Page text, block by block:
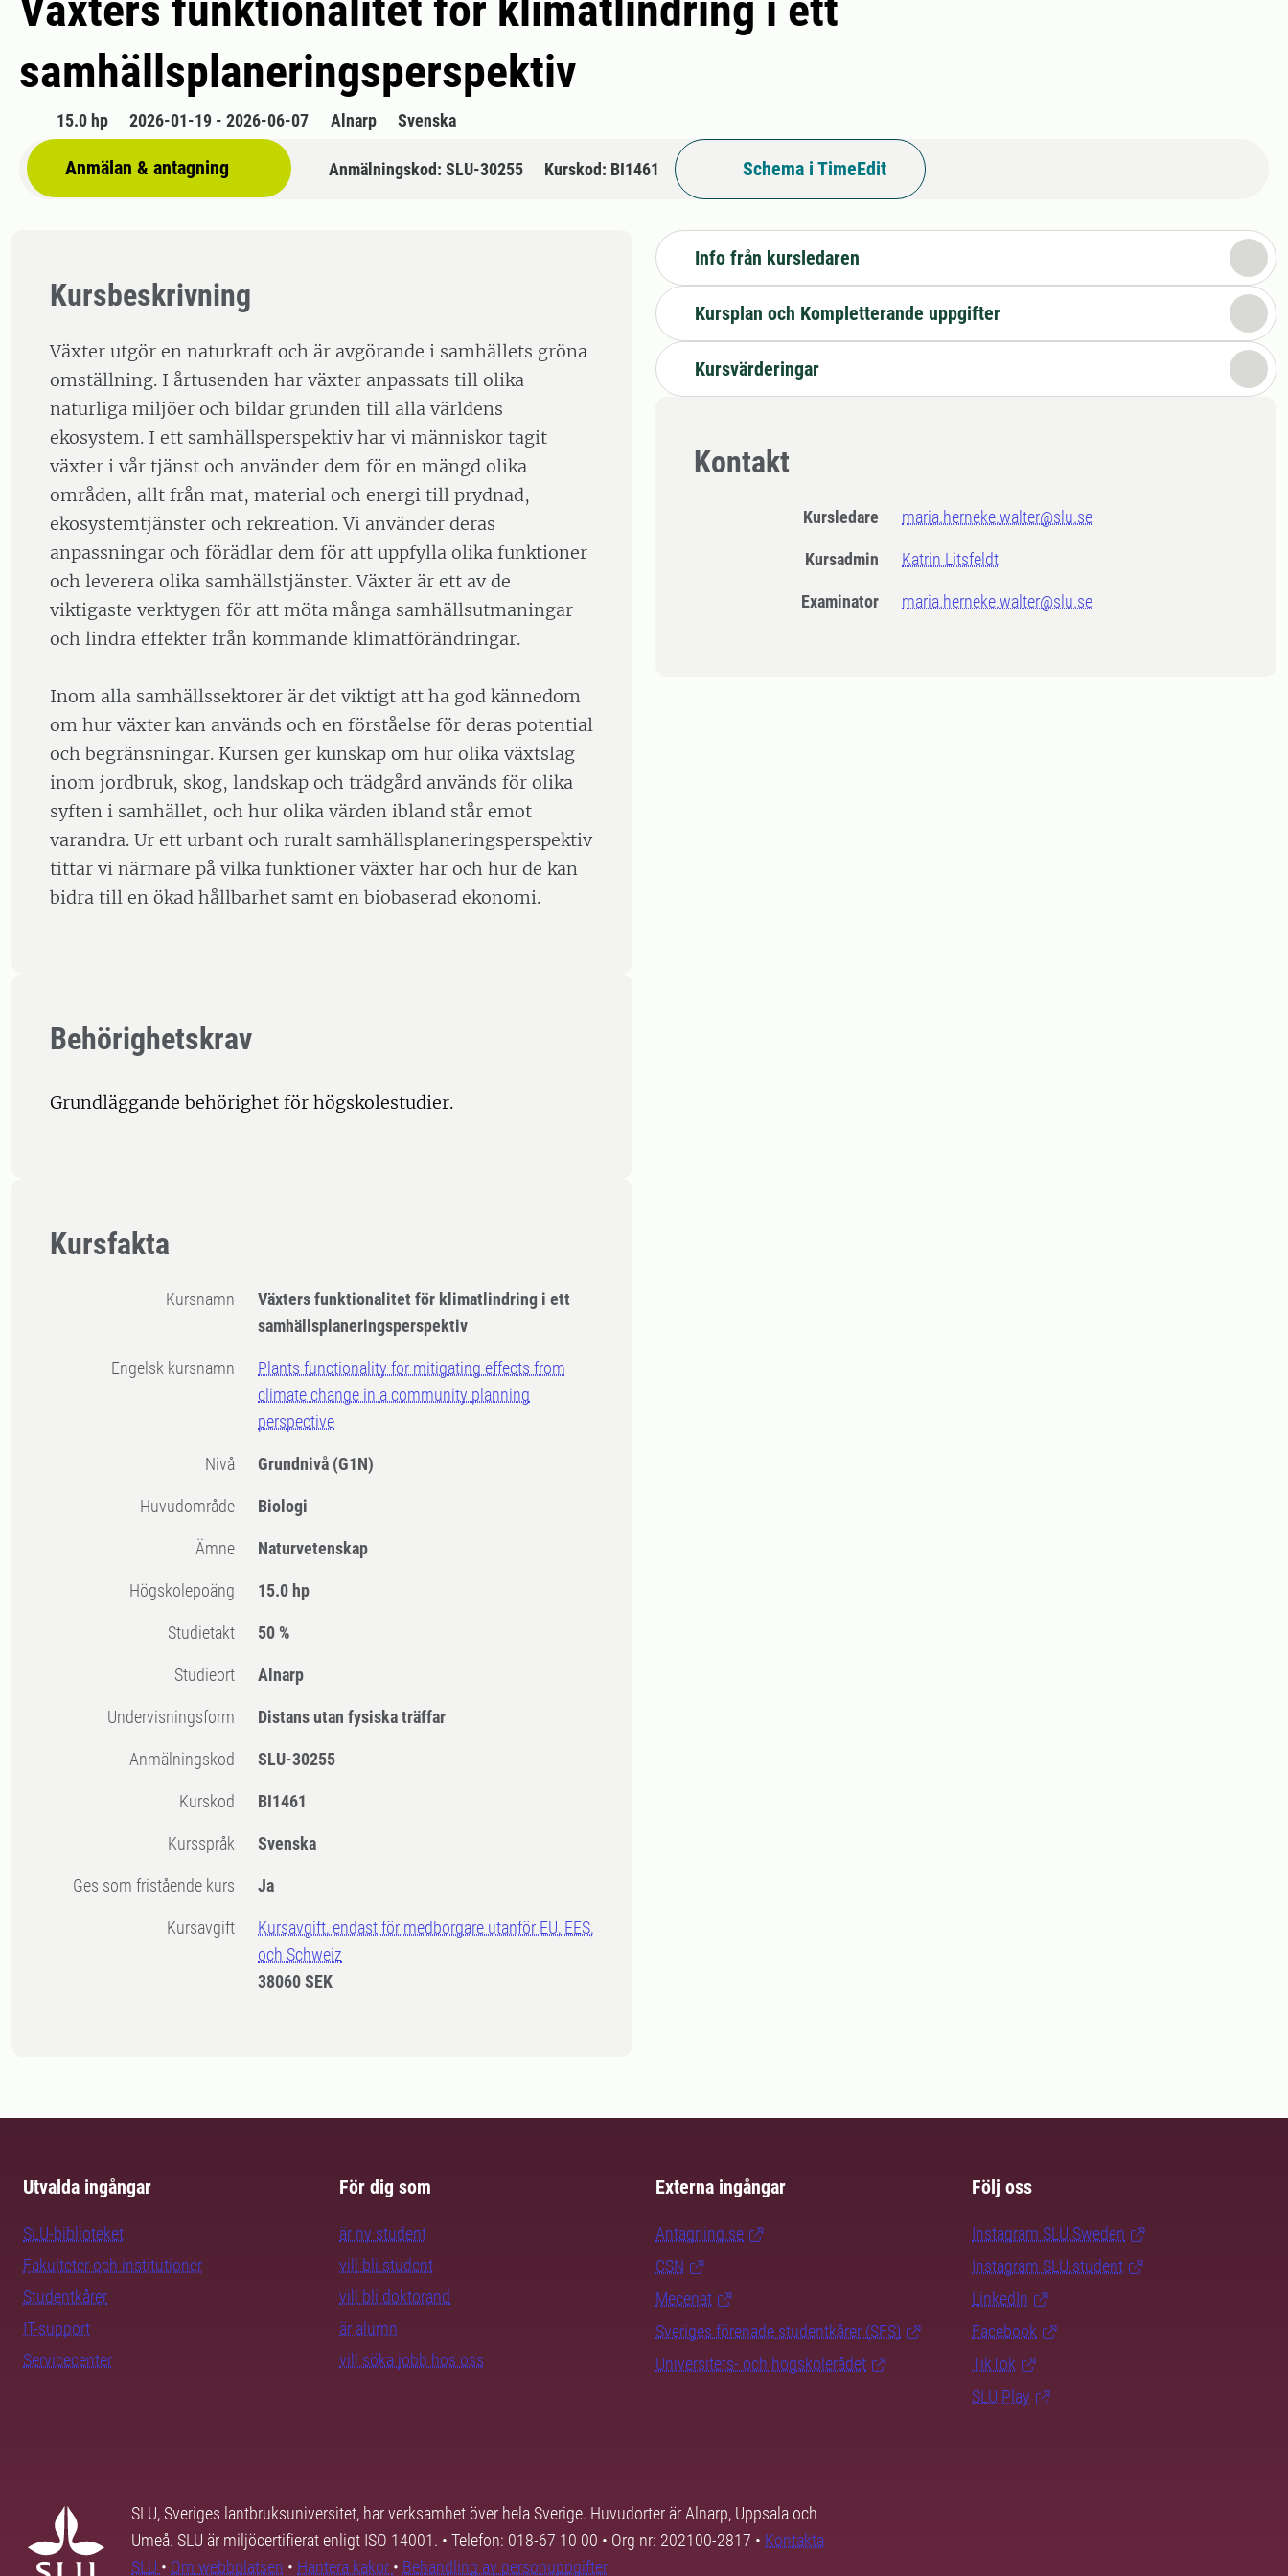
samhällsplaneringsperspektiv
15.0 hp 2026-01-19 - 2026-06-07 Alnarp Svenska
Anmälan & antagning Anmälningskod: SLU-30255 Kurskod: BI1461 Schema i TimeEdit
Kursbeskrivning
Växter utgör en naturkraft och är avgörande i samhällets gröna
omställning. I årtusenden har växter anpassats till olika
naturliga miljöer och bildar grunden till alla världens
ekosystem. I ett samhällsperspektiv har vi människor tagit
växter i vår tjänst och använder dem för en mängd olika
områden, allt från mat, material och energi till prydnad,
ekosystemtjänster och rekreation. Vi använder deras
anpassningar och förädlar dem för att uppfylla olika funktioner
och leverera olika samhällstjänster. Växter är ett av de
viktigaste verktygen för att möta många samhällsutmaningar
och lindra effekter från kommande klimatförändringar.
Inom alla samhällssektorer är det viktigt att ha god kännedom
om hur växter kan används och en förståelse för deras potential
och begränsningar. Kursen ger kunskap om hur olika växtslag
inom jordbruk, skog, landskap och trädgård används för olika
syften i samhället, och hur olika värden ibland står emot
varandra. Ur ett urbant och ruralt samhällsplaneringsperspektiv
tittar vi närmare på vilka funktioner växter har och hur de kan
bidra till en ökad hållbarhet samt en biobaserad ekonomi.
Behörighetskrav
Grundläggande behörighet för högskolestudier.
Kursfakta
Kursnamn
Växters funktionalitet för klimatlindring i ett
samhällsplaneringsperspektiv
Engelsk kursnamn
Plants functionality for mitigating effects from
climate change in a community planning
perspective
Nivå Grundnivå (G1N)
Huvudområde Biologi
Ämne Naturvetenskap
högskolepoäng 15.0 hp
Studietakt 50 %
Studieort Alnarp
Undervisningsform Distans utan fysiska träffar
Anmälningskod SLU-30255
Kurskod BI1461
Kursspråk Svenska
Ges som fristående kurs Ja
Kursavgift
Kursavgift, endast för medborgare utanför EU, EES,
och Schweiz
38060 SEK
Info från kursledaren
Kursplan och Kompletterande uppgifter
Kursvärderingar
Kontakt
Kursledare maria.herneke.walter@slu.se
Kursadmin Katrin Litsfeldt
Examinator maria.herneke.walter@slu.se
Utvalda ingångar
SLU-biblioteket
Fakulteter och institutioner
Studentkårer
IT-support
Servicecenter
För dig som
är ny student
vill bli student
vill bli doktorand
är alumn
vill söka jobb hos oss
Externa ingångar
Antagning.se
CSN
Mecenat
Sveriges förenade studentkårer (SFS)
Universitets- och högskolerådet
Följ oss
Instagram SLU.Sweden
Instagram SLU.student
LinkedIn
Facebook
TikTok
SLU Play
SLU, Sveriges lantbruksuniversitet, har verksamhet över hela Sverige. Huvudorter är Alnarp, Uppsala och
Umeå. SLU är miljöcertifierat enligt ISO 14001. • Telefon: 018-67 10 00 • Org nr: 202100-2817 • Kontakta
SLU • Om webbplatsen • Hantera kakor • Behandling av personuppgifter